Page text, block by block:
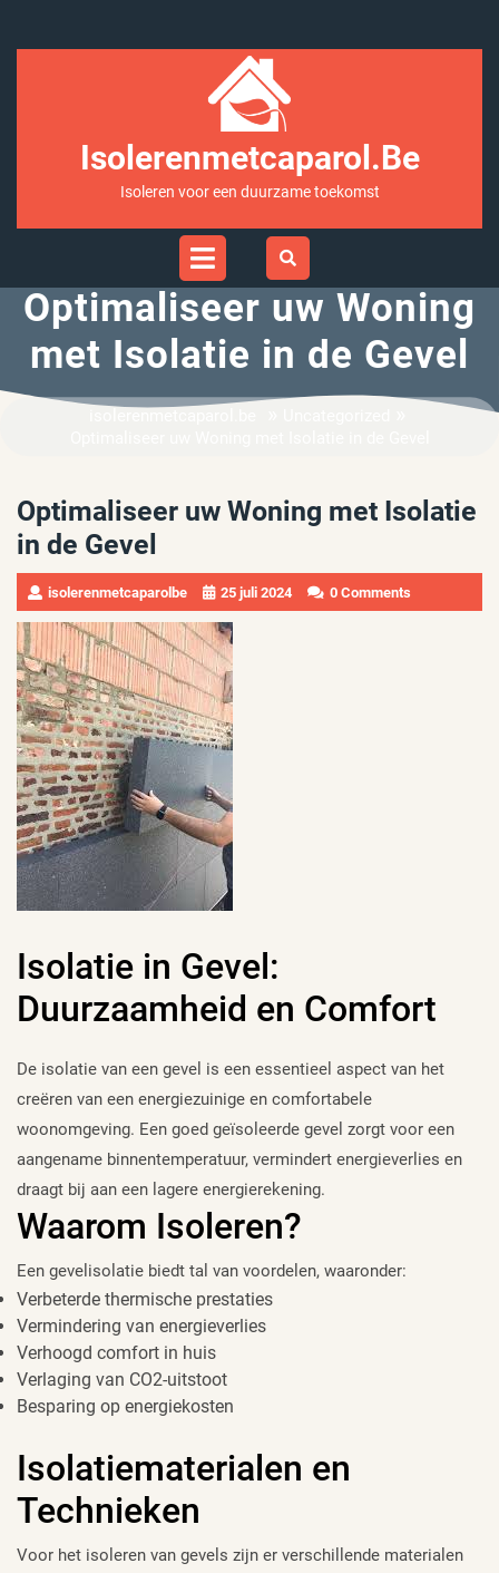
Isolerenmetcaparol.be
Isoleren voor een duurzame toekomst
Open
Optimaliseer uw Woning
met Isolatie in de Gevel
Optimaliseer uw Woning met Isolatie
in de Gevel
isolerenmetcaparolbe 25 juli 2024 0 Comments
Isolatie in Gevel:
Duurzaamheid en Comfort
De isolatie van een gevel is een essentieel aspect van het
creëren van een energiezuinige en comfortabele
woonomgeving. Een goed geïsoleerde gevel zorgt voor een
aangename binnentemperatuur, vermindert energieverlies en
draagt bij aan een lagere energierekening.
Waarom Isoleren?
Een gevelisolatie biedt tal van voordelen, waaronder:
Verbeterde thermische prestaties
Vermindering van energieverlies
Verhoogd comfort in huis
Verlaging van CO2-uitstoot
Besparing op energiekosten
Isolatiematerialen en
Technieken
Voor het isoleren van gevels zijn er verschillende materialen